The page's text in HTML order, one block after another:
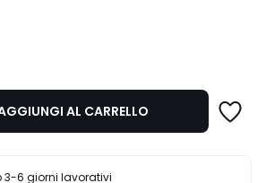
AL CARRELLO
3-6 giorni lavorativi